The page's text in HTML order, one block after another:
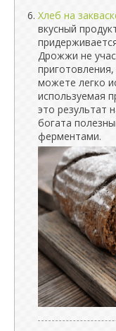
Хлеб на
вкусный
Дрожжи не
можете легко
используемая
это результат
богата
ферментами.